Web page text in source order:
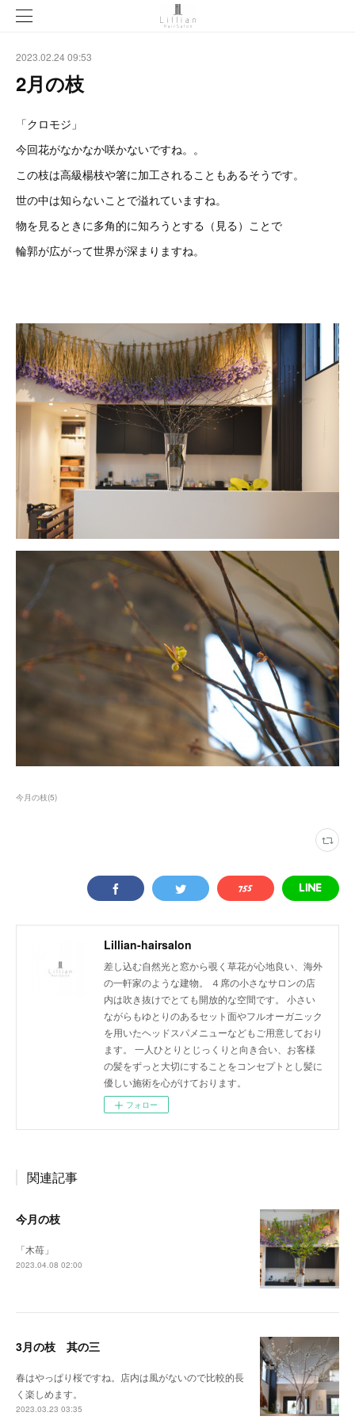
2023.02.24 09:53
2月の枝
「クロモジ」
今回花がなかなか咲かないですね。。
この枝は高級楊枝や箸に加工されることもあるそうです。
世の中は知らないことで溢れていますね。
物を見るときに多角的に知ろうとする（見る）ことで
輪郭が広がって世界が深まりますね。
今月の枝(5)
Lillian-hairsalon
差し込む自然光と窓から覗く草花が心地良い、海外
の一軒家のような建物。 ４席の小さなサロンの店
内は吹き抜けでとても開放的な空間です。 小さい
ながらもゆとりのあるセット面やフルオーガニック
を用いたヘッドスパメニューなどもご用意しており
ます。 一人ひとりとじっくりと向き合い、お客様
の髪をずっと大切にすることをコンセプトとし髪に
優しい施術を心がけております。
フォロー
関連記事
今月の枝
「木苺」
2023.04.08 02:00
3月の枝 其の三
春はやっぱり桜ですね。店内は風がないので比較的長
く楽しめます。
2023.03.23 03:35